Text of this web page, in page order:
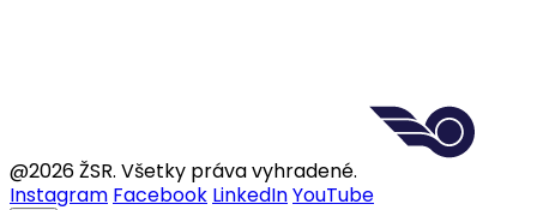
@2026 ŽSR. Všetky práva vyhradené.
Instagram Facebook LinkedInYouTube